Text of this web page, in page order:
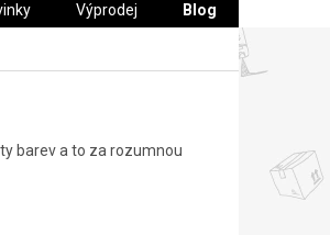
Výprodej Blog
barev a to za rozumnou